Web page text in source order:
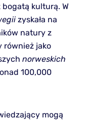
kulturą. W
zyskała na
natury z
również jako
norweskich
100,000
mogą